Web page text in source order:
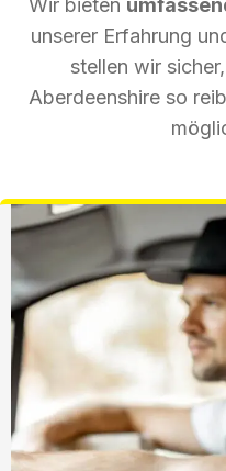
Wir bieten
unserer Erfahrung
stellen wir
Aberdeenshire so